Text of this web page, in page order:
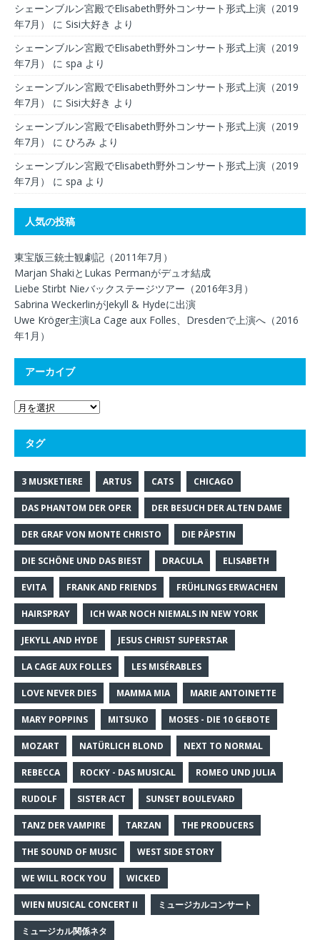
シェーンブルン宮殿でElisabeth野外コンサート形式上演（2019
年7月）
に Sisi大好き より
シェーンブルン宮殿でElisabeth野外コンサート形式上演（2019
年7月）
に spa より
シェーンブルン宮殿でElisabeth野外コンサート形式上演（2019
年7月）
に Sisi大好き より
シェーンブルン宮殿でElisabeth野外コンサート形式上演（2019
年7月）
に ひろみ より
シェーンブルン宮殿でElisabeth野外コンサート形式上演（2019
年7月）
に spa より
人気の投稿
東宝版三銃士観劇記（2011年7月）
Marjan ShakiとLukas Permanがデュオ結成
Liebe Stirbt Nieバックステージツアー（2016年3月）
Sabrina WeckerlinがJekyll & Hydeに出演
Uwe Kröger主演La Cage aux Folles、Dresdenで上演へ（2016
年1月）
アーカイブ
タグ
3 MUSKETIERE ARTUS CATS CHICAGO
DAS PHANTOM DER OPER DER BESUCH DER ALTEN DAME
DER GRAF VON MONTE CHRISTO DIE PÄPSTIN
DIE SCHÖNE UND DAS BIEST DRACULA ELISABETH
EVITA FRANK AND FRIENDS FRÜHLINGS ERWACHEN
HAIRSPRAY ICH WAR NOCH NIEMALS IN NEW YORK
JEKYLL AND HYDE JESUS CHRIST SUPERSTAR
LA CAGE AUX FOLLES LES MISÉRABLES
LOVE NEVER DIES MAMMA MIA MARIE ANTOINETTE
MARY POPPINS MITSUKO MOSES - DIE 10 GEBOTE
MOZART NATÜRLICH BLOND NEXT TO NORMAL
REBECCA ROCKY - DAS MUSICAL ROMEO UND JULIA
RUDOLF SISTER ACT SUNSET BOULEVARD
TANZ DER VAMPIRE TARZAN THE PRODUCERS
THE SOUND OF MUSIC WEST SIDE STORY
WE WILL ROCK YOU WICKED
WIEN MUSICAL CONCERT II ミュージカルコンサート
ミュージカル関係ネタ